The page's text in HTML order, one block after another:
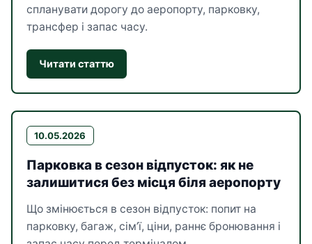
спланувати дорогу до аеропорту, парковку,
трансфер і запас часу.
Читати статтю
10.05.2026
Парковка в сезон відпусток: як не
залишитися без місця біля аеропорту
Що змінюється в сезон відпусток: попит на
парковку, багаж, сім’ї, ціни, раннє бронювання і